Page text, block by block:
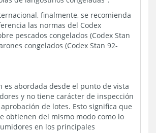
finalmente, se recomienda
las normas del Codex
pescados congelados (Codex Stan
congelados (Codex Stan 92-
es abordada desde el punto de vista
y no tiene carácter de inspección
de lotes. Esto significa que
obtienen del mismo modo como lo
en los principales